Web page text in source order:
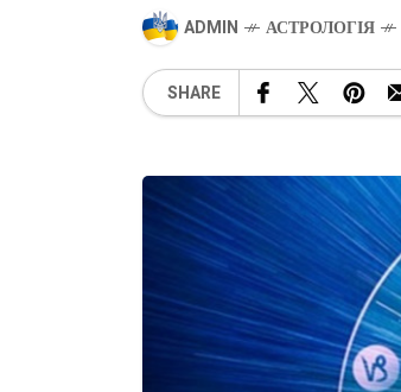
ADMIN АСТРОЛОГІЯ
SHARE